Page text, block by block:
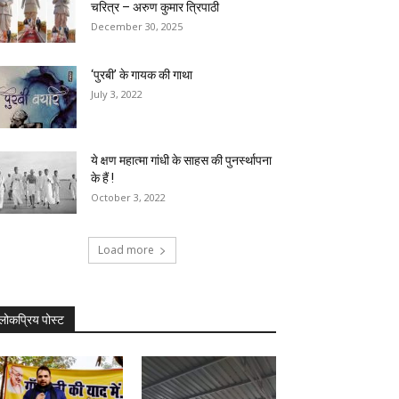
चरित्र – अरुण कुमार त्रिपाठी
December 30, 2025
‘पुरबी’ के गायक की गाथा
July 3, 2022
ये क्षण महात्मा गांधी के साहस की पुनर्स्थापना
के हैं !
October 3, 2022
Load more
पोस्ट